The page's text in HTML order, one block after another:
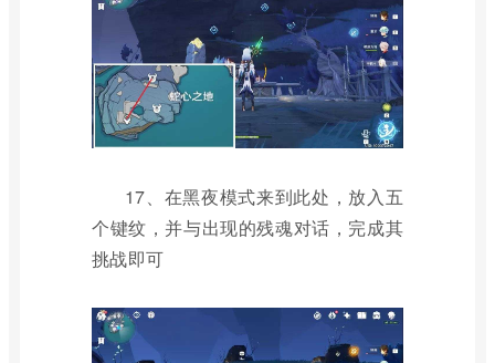
17、在黑夜模式来到此处，放入五
个键纹，并与出现的残魂对话，完成其
挑战即可